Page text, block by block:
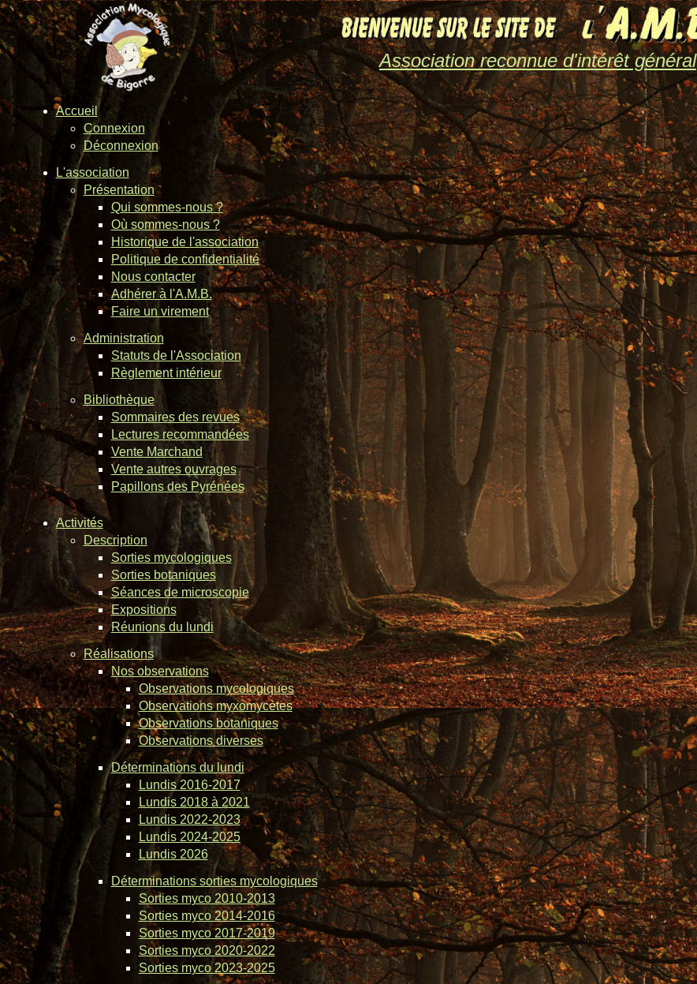
Association reconnue d'intérêt général
Accueil
Connexion
Déconnexion
L'association
Présentation
Qui sommes-nous ?
Où sommes-nous ?
Historique de l'association
Politique de confidentialité
Nous contacter
Adhérer à l'A.M.B.
Faire un virement
Administration
Statuts de l'Association
Règlement intérieur
Bibliothèque
Sommaires des revues
Lectures recommandées
Vente Marchand
Vente autres ouvrages
Papillons des Pyrénées
Activités
Description
Sorties mycologiques
Sorties botaniques
Séances de microscopie
Expositions
Réunions du lundi
Réalisations
Nos observations
Observations mycologiques
Observations myxomycètes
Observations botaniques
Observations diverses
Déterminations du lundi
Lundis 2016-2017
Lundis 2018 à 2021
Lundis 2022-2023
Lundis 2024-2025
Lundis 2026
Déterminations sorties mycologiques
Sorties myco 2010-2013
Sorties myco 2014-2016
Sorties myco 2017-2019
Sorties myco 2020-2022
Sorties myco 2023-2025